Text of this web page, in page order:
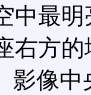
中最
右方
影像中